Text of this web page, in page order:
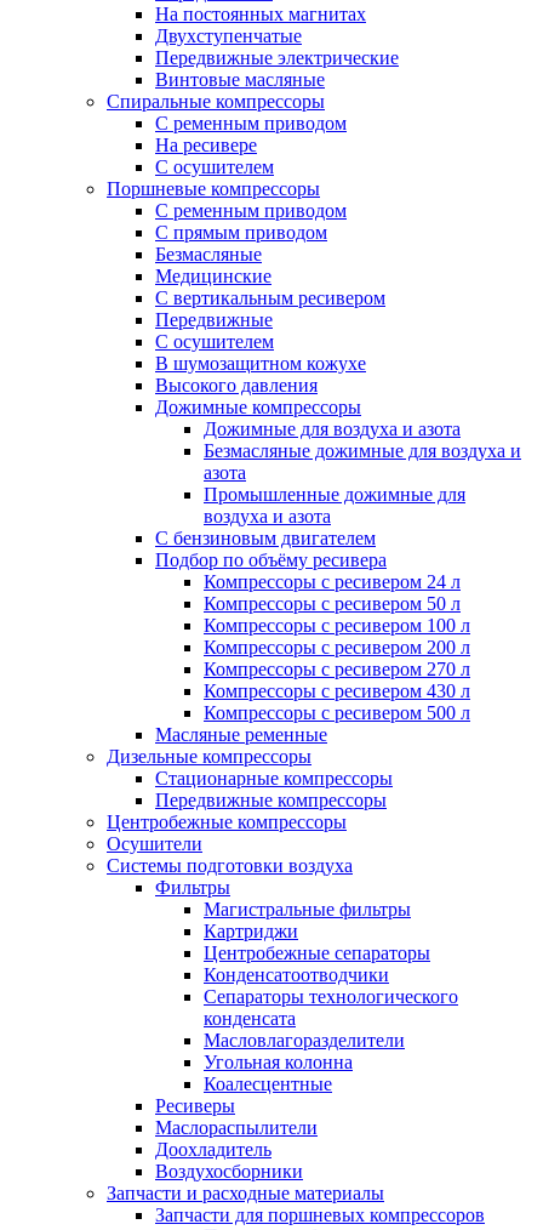
На постоянных магнитах
Двухступенчатые
Передвижные электрические
Винтовые масляные
Спиральные компрессоры
С ременным приводом
На ресивере
С осушителем
Поршневые компрессоры
С ременным приводом
С прямым приводом
Безмасляные
Медицинские
С вертикальным ресивером
Передвижные
С осушителем
В шумозащитном кожухе
Высокого давления
Дожимные компрессоры
Дожимные для воздуха и азота
Безмасляные дожимные для воздуха и
азота
Промышленные дожимные для
воздуха и азота
С бензиновым двигателем
Подбор по объёму ресивера
Компрессоры с ресивером 24 л
Компрессоры с ресивером 50 л
Компрессоры с ресивером 100 л
Компрессоры с ресивером 200 л
Компрессоры с ресивером 270 л
Компрессоры с ресивером 430 л
Компрессоры с ресивером 500 л
Масляные ременные
Дизельные компрессоры
Стационарные компрессоры
Передвижные компрессоры
Центробежные компрессоры
Осушители
Системы подготовки воздуха
Фильтры
Магистральные фильтры
Картриджи
Центробежные сепараторы
Конденсатоотводчики
Сепараторы технологического
конденсата
Масловлагоразделители
Угольная колонна
Коалесцентные
Ресиверы
Маслораспылители
Доохладитель
Воздухосборники
Запчасти и расходные материалы
Запчасти для поршневых компрессоров